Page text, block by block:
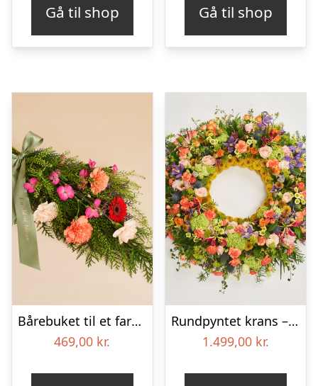
Gå til shop Gå til shop
Bårebuket til et farverigt minde med bånd
469,00 kr.
Rundpyntet krans – Et farverigt farvel
1.499,00 kr.